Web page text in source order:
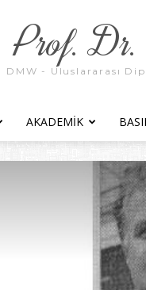
Prof. Dr.
DMW - Uluslararası
AKADEMIK